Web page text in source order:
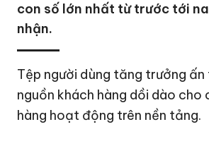
con số lớn nhất từ trước tới
nhận.
Tệp người dùng tăng trưởng
nguồn khách hàng dồi dào cho
hàng hoạt động trên nền tảng.